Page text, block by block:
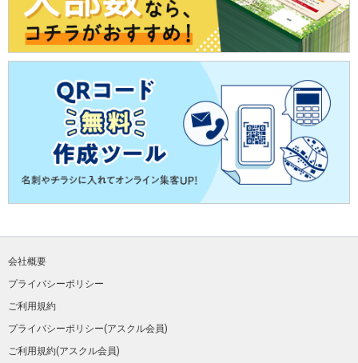
会社概要
プライバシーポリシー
ご利用規約
プライバシーポリシー(アスクル会員)
ご利用規約(アスクル会員)